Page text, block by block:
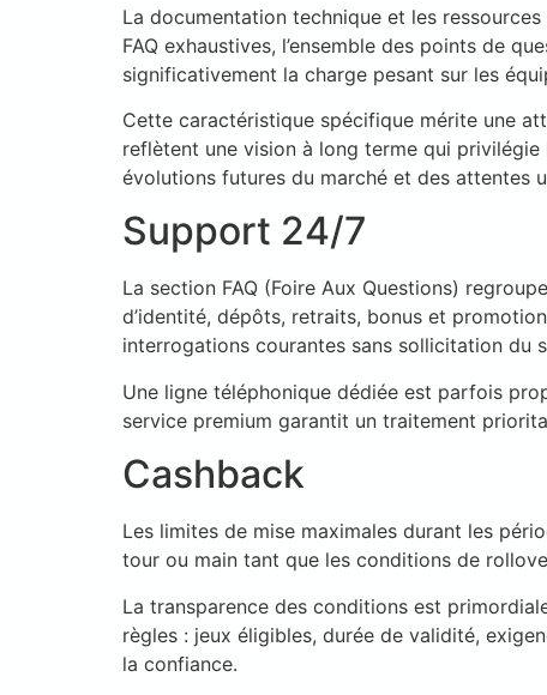
La documentation technique et les
FAQ exhaustives, l’ensemble des points de
significativement la charge pesant sur les
Cette caractéristique spécifique mérite une
reflètent une vision à long terme qui
évolutions futures du marché et des attentes
Support 24/7
La section FAQ (Foire Aux Questions)
d’identité, dépôts, retraits, bonus et
interrogations courantes sans sollicitation du
Une ligne téléphonique dédiée est parfois
service premium garantit un traitement
Cashback
Les limites de mise maximales durant les
tour ou main tant que les conditions de
La transparence des conditions est
règles : jeux éligibles, durée de validité,
la confiance.